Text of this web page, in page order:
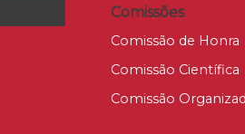
Comissões
Comissão de Honra
Comissão Científica
Comissão